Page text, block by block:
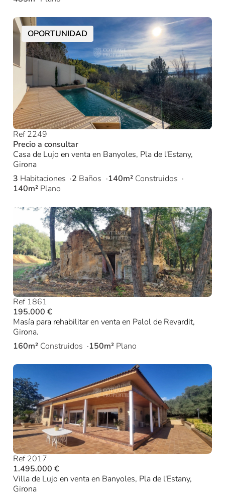
OPORTUNIDAD
Ref 2249
Precio a consultar
Casa de Lujo en venta en Banyoles, Pla de l'Estany,
Girona
3 Habitaciones 2 Baños 140m² Construidos
140m² Plano
Ref 1861
195.000 €
Masía para rehabilitar en venta en Palol de Revardit,
Girona.
160m² Construidos 150m² Plano
Ref 2017
1.495.000 €
Villa de Lujo en venta en Banyoles, Pla de l'Estany,
Girona